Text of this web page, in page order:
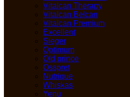
Vitalcan Therapy
Vitalcan Belcan
Vitalcan Premium
Excellent
Sieger
Optimum
Old prince
Osspret
Nutrique
Whiskas
Yenu